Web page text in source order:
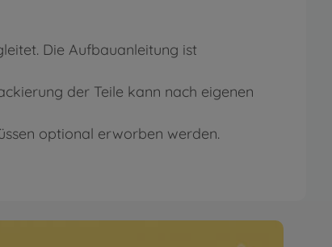
Die Aufbauanleitung ist
der Teile kann nach eigenen
optional erworben werden.